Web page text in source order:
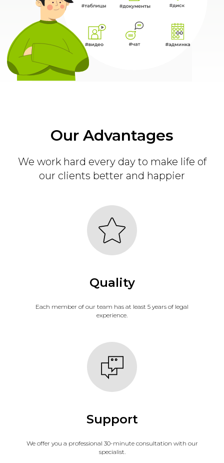
Our Advantages
We work hard every day to make life of
our clients better and happier
Quality
Each member of our team has at least 5 years of legal
experience.
Support
We offer you a professional 30-minute consultation with our
specialist.